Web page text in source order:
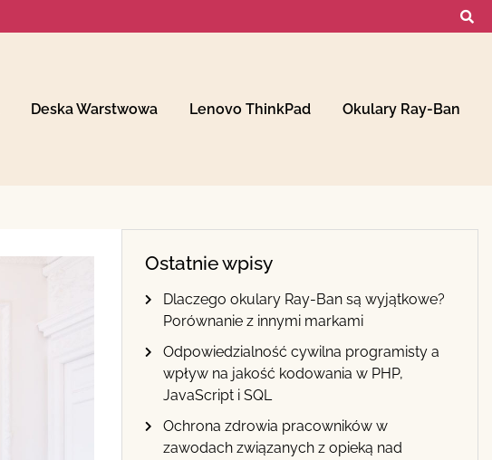
Deska Warstwowa Lenovo ThinkPad Okulary Ray-Ban
Ostatnie wpisy
Dlaczego okulary Ray-Ban są wyjątkowe?
Porównanie z innymi markami
Odpowiedzialność cywilna programisty a
wpływ na jakość kodowania w PHP,
JavaScript i SQL
Ochrona zdrowia pracowników w
zawodach związanych z opieką nad